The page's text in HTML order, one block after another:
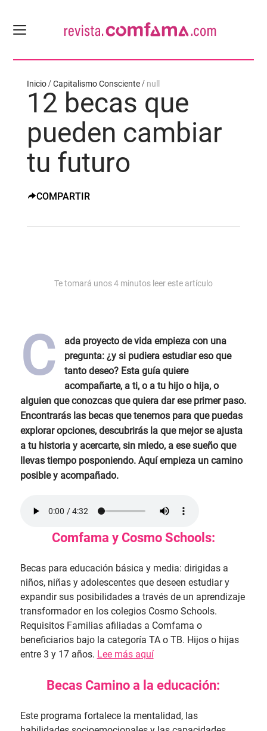
Inicio Capitalismo Consciente null
12 becas que
pueden cambiar
tu futuro
COMPARTIR
Te tomará unos4 minutos leer este artículo
C
ada proyecto de vida empieza con una
pregunta: ¿y si pudiera estudiar eso que
tanto deseo? Esta guía quiere
acompañarte, a ti, o a tu hijo o hija, o
alguien que conozcas que quiera dar ese primer paso.
Encontrarás las becas que tenemos para que puedas
explorar opciones, descubrirás la que mejor se ajusta
a tu historia y acercarte, sin miedo, a ese sueño que
llevas tiempo posponiendo. Aquí empieza un camino
posible y acompañado.
Comfama y Cosmo Schools:
Becas para educación básica y media: dirigidas a
niños, niñas y adolescentes que deseen estudiar y
expandir sus posibilidades a través de un aprendizaje
transformador en los colegios Cosmo Schools.
Requisitos Familias afiliadas a Comfama o
beneficiarios bajo la categoría TA o TB. Hijos o hijas
entre 3 y 17 años. Lee más aquí
Becas Camino a la educación:
Este programa fortalece la mentalidad, las